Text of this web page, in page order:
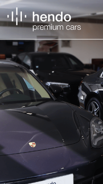
Veículos
BMW Service
Notícias
Contactos